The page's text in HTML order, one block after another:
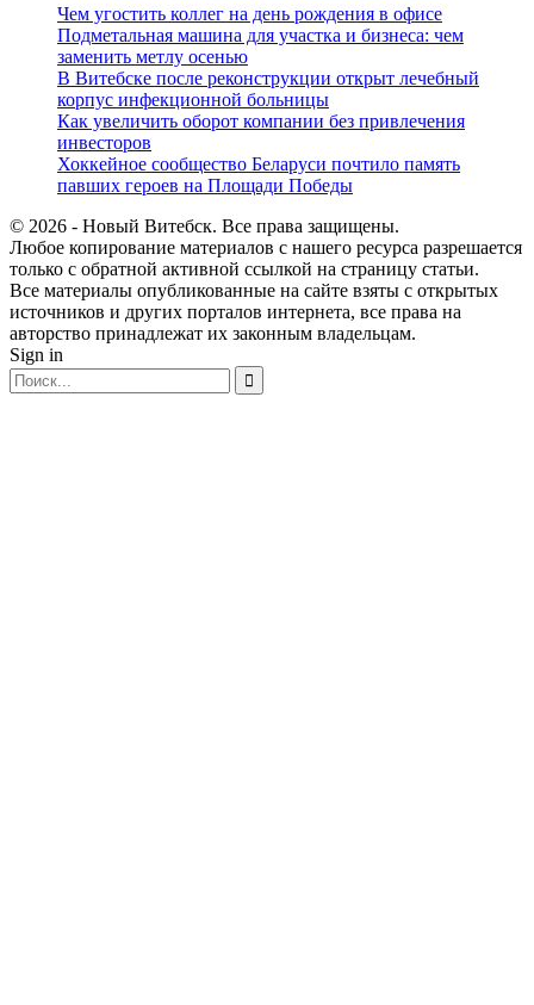
Чем угостить коллег на день рождения в офисе
Подметальная машина для участка и бизнеса: чем
заменить метлу осенью
В Витебске после реконструкции открыт лечебный
корпус инфекционной больницы
Как увеличить оборот компании без привлечения
инвесторов
Хоккейное сообщество Беларуси почтило память
павших героев на Площади Победы
© 2026 - Новый Витебск. Все права защищены.
Любое копирование материалов с нашего ресурса разрешается
только с обратной активной ссылкой на страницу статьи.
Все материалы опубликованные на сайте взяты с открытых
источников и других порталов интернета, все права на
авторство принадлежат их законным владельцам.
Sign in